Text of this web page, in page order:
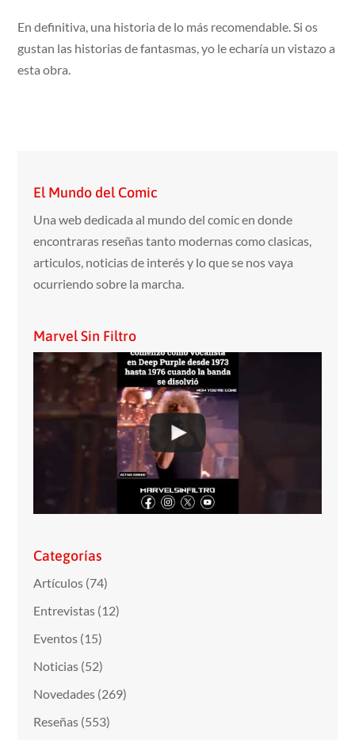
En definitiva, una historia de lo más recomendable. Si os
gustan las historias de fantasmas, yo le echaría un vistazo a
esta obra.
El Mundo del Comic
Una web dedicada al mundo del comic en donde
encontraras reseñas tanto modernas como clasicas,
articulos, noticias de interés y lo que se nos vaya
ocurriendo sobre la marcha.
Marvel Sin Filtro
Categorías
Artículos (74)
Entrevistas (12)
Eventos (15)
Noticias (52)
Novedades (269)
Reseñas (553)